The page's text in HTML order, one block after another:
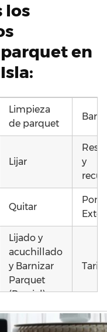
los
en
Limpieza
de parquet
Lijar
y
Quitar
Lijado y
acuchillado
y Barnizar
Parquet
(Parcial)